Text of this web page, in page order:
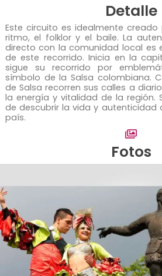
Detalle
Este circuito es idealmente
ritmo, el folklor y el baile. La
directo con la comunidad local es
de este recorrido. Inicia en la
sigue su recorrido por
símbolo de la Salsa colombiana.
de Salsa recorren sus calles a
la energía y vitalidad de la región.
de descubrir la vida y autenticidad
país.
Fotos